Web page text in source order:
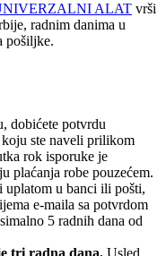
ALAT vrši
radnim danima u
pošiljke.
dobićete potvrdu
koju ste naveli prilikom
rok isporuke je
plaćanja robe pouzećem.
uplatom u banci ili pošti,
e-maila sa potvrdom
5 radnih dana od